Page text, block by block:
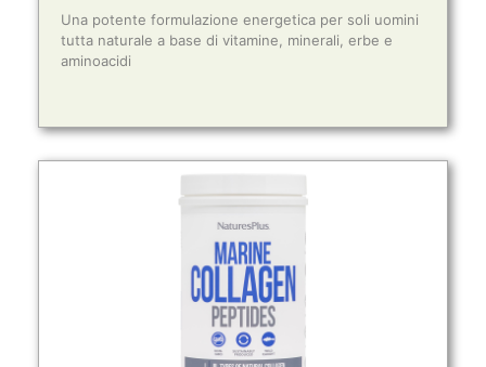
Una potente formulazione energetica per soli uomini
tutta naturale a base di vitamine, minerali, erbe e
aminoacidi